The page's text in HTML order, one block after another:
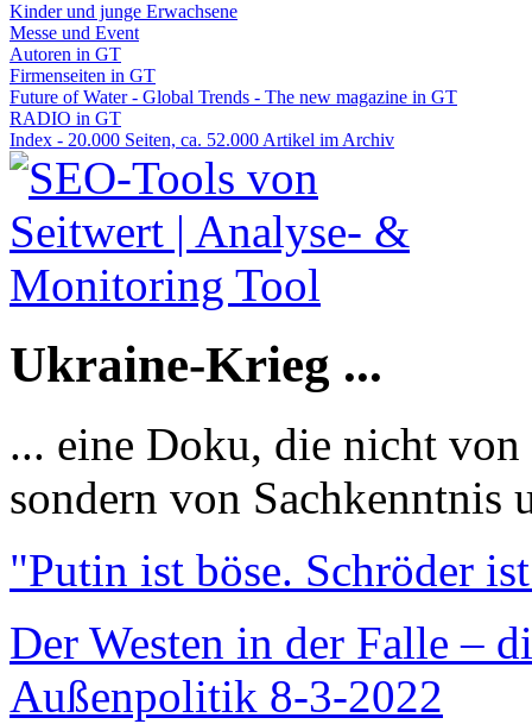
Kinder und junge Erwachsene
Messe und Event
Autoren in GT
Firmenseiten in GT
Future of Water - Global Trends - The new magazine in GT
RADIO in GT
Index - 20.000 Seiten, ca. 52.000 Artikel im Archiv
Ukraine-Krieg ...
... eine Doku, die nicht
sondern von Sachkenntnis
"Putin ist böse. Schröder
Der Westen in der Falle –
Außenpolitik 8-3-2022